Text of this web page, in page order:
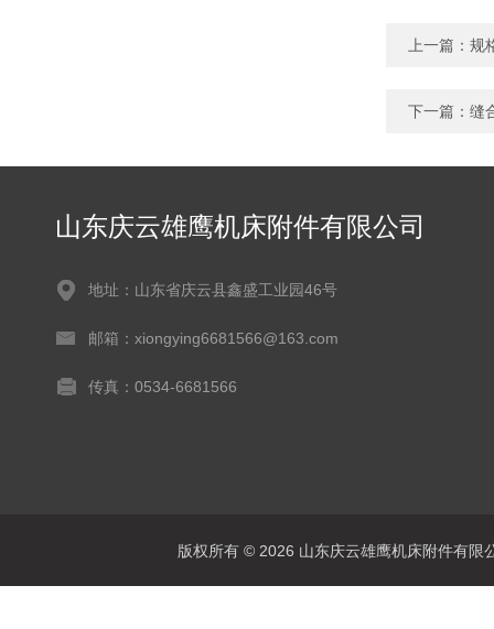
上一篇： 规
下一篇： 缝
山东庆云雄鹰机床附件有限公司
地址：山东省庆云县鑫盛工业园46号
邮箱：xiongying6681566@163.com
传真：0534-6681566
版权所有 © 2026 山东庆云雄鹰机床附件有